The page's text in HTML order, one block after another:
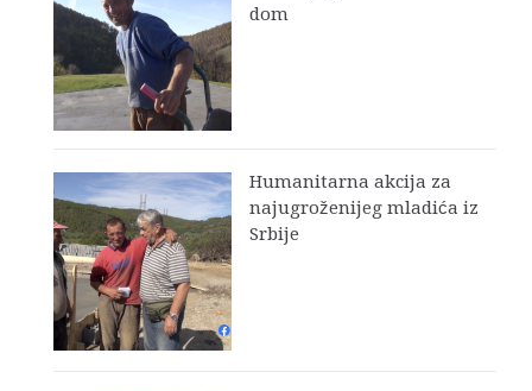
dom
Humanitarna akcija za
najugroženijeg mladića iz
Srbije